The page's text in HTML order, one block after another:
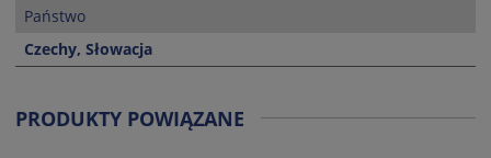
Państwo
Czechy, Słowacja
PRODUKTY POWIĄZANE